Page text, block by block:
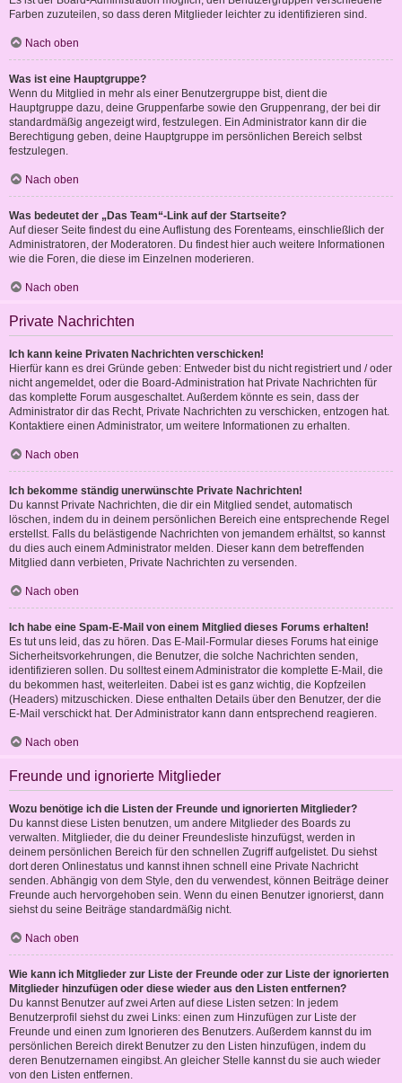
Farben zuzuteilen, so dass deren Mitglieder leichter zu identifizieren sind.
Nach oben
Was ist eine Hauptgruppe?
Wenn du Mitglied in mehr als einer Benutzergruppe bist, dient die
Hauptgruppe dazu, deine Gruppenfarbe sowie den Gruppenrang, der bei dir
standardmäßig angezeigt wird, festzulegen. Ein Administrator kann dir die
Berechtigung geben, deine Hauptgruppe im persönlichen Bereich selbst
festzulegen.
Nach oben
Was bedeutet der „Das Team“-Link auf der Startseite?
Auf dieser Seite findest du eine Auflistung des Forenteams, einschließlich der
Administratoren, der Moderatoren. Du findest hier auch weitere Informationen
wie die Foren, die diese im Einzelnen moderieren.
Nach oben
Private Nachrichten
Ich kann keine Privaten Nachrichten verschicken!
Hierfür kann es drei Gründe geben: Entweder bist du nicht registriert und / oder
nicht angemeldet, oder die Board-Administration hat Private Nachrichten für
das komplette Forum ausgeschaltet. Außerdem könnte es sein, dass der
Administrator dir das Recht, Private Nachrichten zu verschicken, entzogen hat.
Kontaktiere einen Administrator, um weitere Informationen zu erhalten.
Nach oben
Ich bekomme ständig unerwünschte Private Nachrichten!
Du kannst Private Nachrichten, die dir ein Mitglied sendet, automatisch
löschen, indem du in deinem persönlichen Bereich eine entsprechende Regel
erstellst. Falls du belästigende Nachrichten von jemandem erhältst, so kannst
du dies auch einem Administrator melden. Dieser kann dem betreffenden
Mitglied dann verbieten, Private Nachrichten zu versenden.
Nach oben
Ich habe eine Spam-E-Mail von einem Mitglied dieses Forums erhalten!
Es tut uns leid, das zu hören. Das E-Mail-Formular dieses Forums hat einige
Sicherheitsvorkehrungen, die Benutzer, die solche Nachrichten senden,
identifizieren sollen. Du solltest einem Administrator die komplette E-Mail, die
du bekommen hast, weiterleiten. Dabei ist es ganz wichtig, die Kopfzeilen
(Headers) mitzuschicken. Diese enthalten Details über den Benutzer, der die
E-Mail verschickt hat. Der Administrator kann dann entsprechend reagieren.
Nach oben
Freunde und ignorierte Mitglieder
Wozu benötige ich die Listen der Freunde und ignorierten Mitglieder?
Du kannst diese Listen benutzen, um andere Mitglieder des Boards zu
verwalten. Mitglieder, die du deiner Freundesliste hinzufügst, werden in
deinem persönlichen Bereich für den schnellen Zugriff aufgelistet. Du siehst
dort deren Onlinestatus und kannst ihnen schnell eine Private Nachricht
senden. Abhängig von dem Style, den du verwendest, können Beiträge deiner
Freunde auch hervorgehoben sein. Wenn du einen Benutzer ignorierst, dann
siehst du seine Beiträge standardmäßig nicht.
Nach oben
Wie kann ich Mitglieder zur Liste der Freunde oder zur Liste der ignorierten
Mitglieder hinzufügen oder diese wieder aus den Listen entfernen?
Du kannst Benutzer auf zwei Arten auf diese Listen setzen: In jedem
Benutzerprofil siehst du zwei Links: einen zum Hinzufügen zur Liste der
Freunde und einen zum Ignorieren des Benutzers. Außerdem kannst du im
persönlichen Bereich direkt Benutzer zu den Listen hinzufügen, indem du
deren Benutzernamen eingibst. An gleicher Stelle kannst du sie auch wieder
von den Listen entfernen.